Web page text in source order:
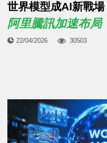
世界模型成AI新戰場
阿里騰訊加速布局
22/04/2026 30503